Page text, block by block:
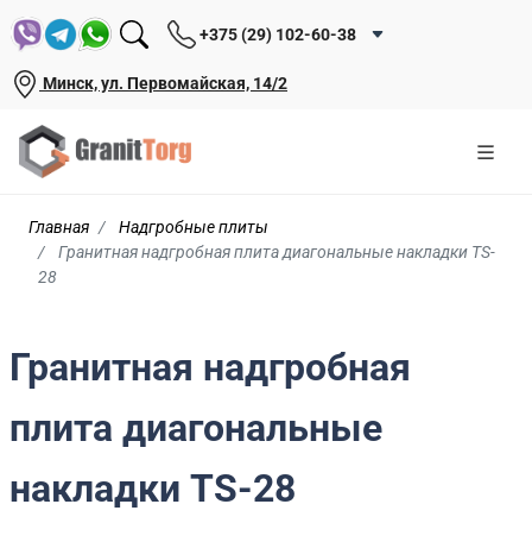
+375 (29) 102-60-38
Минск, ул. Первомайская, 14/2
Главная
Надгробные плиты
Гранитная надгробная плита диагональные накладки TS-
28
Гранитная надгробная
плита диагональные
накладки TS-28